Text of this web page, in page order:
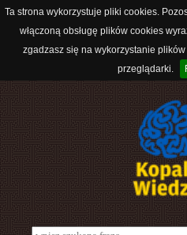
Ta strona wykorzystuje pliki cookies.
włączoną obsługę plików cookies
zgadzasz się na wykorzystanie
przeglądarki.